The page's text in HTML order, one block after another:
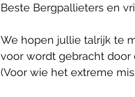
Beste Bergpallieters en
We hopen jullie talrijk te
voor wordt gebracht door
(Voor wie het extreme